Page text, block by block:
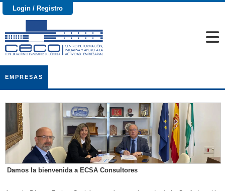
Login / Registro
EMPRESAS
Damos la bienvenida a ECSA Consultores